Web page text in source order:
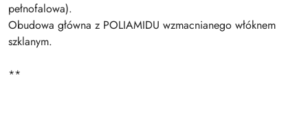
pełnofalowa).
Obudowa główna z POLIAMIDU wzmacnianego włóknem
szklanym.
**